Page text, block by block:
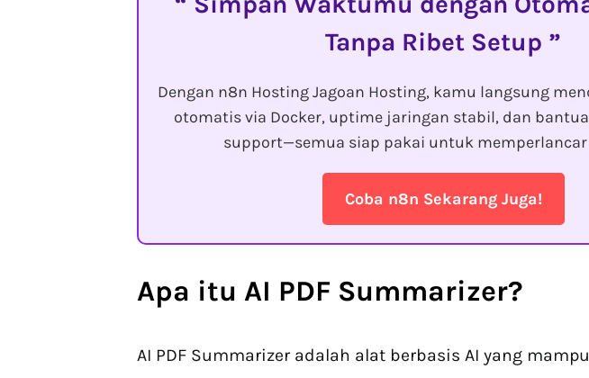
Tanpa Ribet Setup
Dengan n8n Hosting Jagoan Hosting, kamu langsung
otomatis via Docker, uptime jaringan stabil, dan
support—semua siap pakai untuk
Coba n8n Sekarang Juga!
Apa itu AI PDF Summarizer?
AI PDF Summarizer adalah alat berbasis AI yang